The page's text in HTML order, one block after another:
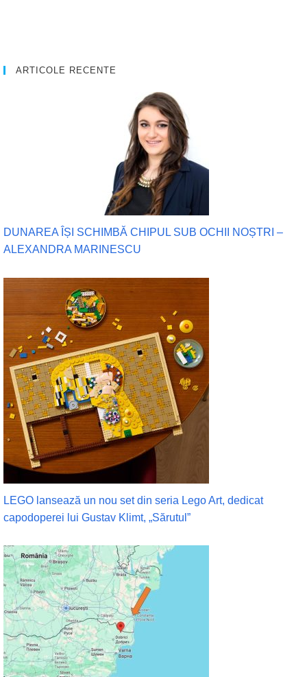
ARTICOLE RECENTE
DUNAREA ÎȘI SCHIMBĂ CHIPUL SUB OCHII NOȘTRI –
ALEXANDRA MARINESCU
LEGO lansează un nou set din seria Lego Art, dedicat
capodoperei lui Gustav Klimt, „Sărutul”